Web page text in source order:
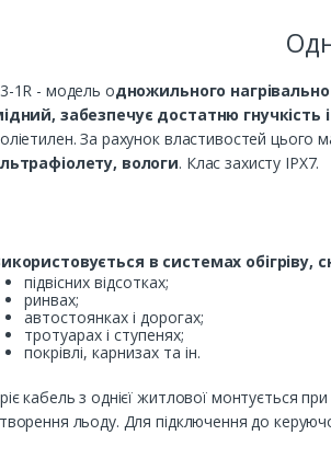
1R - модель одножильного
забезпечує достатню гнучкість
За рахунок властивостей цього
вологи. Клас захисту IPX7.
в системах
підвісних відсотках;
ринвах;
автостоянках і дорогах;
тротуарах і ступенях;
покрівлі, карнизах та ін.
кабель з однієї житлової монтується
льоду. Для підключення до